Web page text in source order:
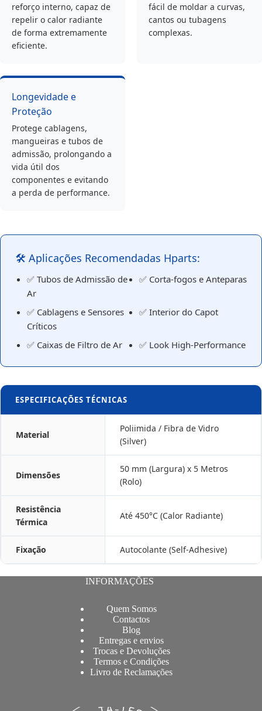
reforço interno, capaz de
repelir o calor radiante
de forma extremamente
eficiente.
fácil de moldar a curvas,
cantos ou tubagens
complexas.
Longevidade e
Proteção
Protege cablagens,
mangueiras e tubos de
admissão, prolongando a
vida útil dos
componentes e evitando
a perda de performance.
🛠️ Aplicações Recomendadas Hparts:
✅ Tubos de Admissão de
Ar
✅ Corta-fogos e Anteparas
✅ Cablagens e Sensores
Críticos
✅ Interior do Capot
✅ Caixas de Filtro de Ar ✅ Look High-Performance
ESPECIFICAÇÕES TÉCNICAS
Material
Poliimida / Fibra de Vidro
(Silver)
Dimensões
50 mm (Largura) x 5 Metros
(Rolo)
Resistência
Térmica
Até 450°C (Calor Radiante)
Fixação Autocolante (Self-Adhesive)
INFORMAÇÕES
Quem Somos
Contactos
Blog
Entregas e envios
Trocas e Devoluções
Termos e Condições
Livro de Reclamações